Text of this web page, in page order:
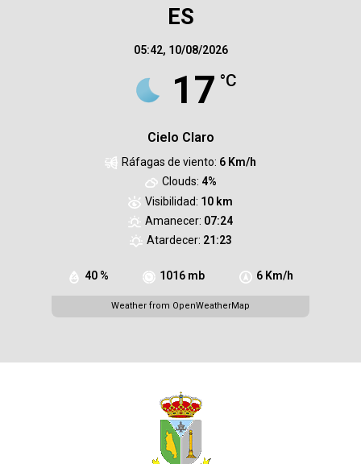
ES
05:42, 10/08/2026
17 °C
Cielo Claro
40 % 1016 mb 6 Km/h
Ráfagas de viento: 6 Km/h
Clouds: 4%
Visibilidad: 10 km
Amanecer: 07:24
Atardecer: 21:23
Weather from OpenWeatherMap